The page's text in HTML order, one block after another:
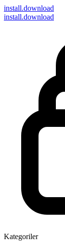
install.download
install.download
Kategoriler